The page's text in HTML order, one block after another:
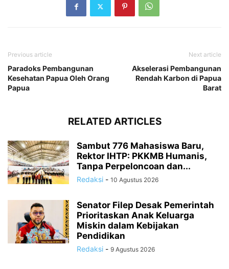
Previous article
Paradoks Pembangunan
Kesehatan Papua Oleh Orang
Papua
Next article
Akselerasi Pembangunan
Rendah Karbon di Papua
Barat
RELATED ARTICLES
Sambut 776 Mahasiswa Baru,
Rektor IHTP: PKKMB Humanis,
Tanpa Perpeloncoan dan...
Redaksi - 10 Agustus 2026
Senator Filep Desak Pemerintah
Prioritaskan Anak Keluarga
Miskin dalam Kebijakan
Pendidikan
Redaksi - 9 Agustus 2026